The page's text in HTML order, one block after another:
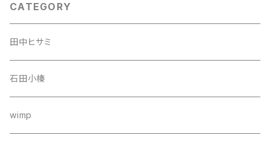
CATEGORY
田中ヒサミ
石田小榛
wimp